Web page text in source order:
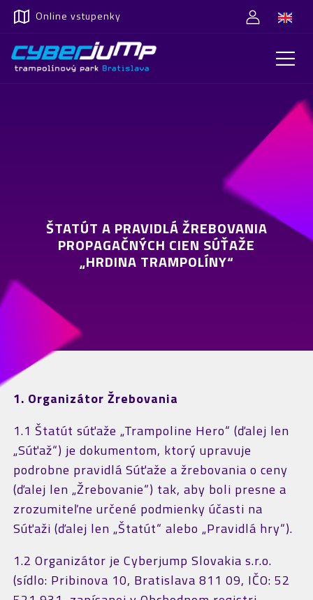
Online vstupenky
ŠTATÚT A PRAVIDLÁ ŽREBOVANIA
PROPAGAČNÝCH CIEN SÚŤAŽE
„HRDINA TRAMPOLÍNY“
1. Organizátor Žrebovania
1.1 Štatút súťaže „Trampoline Hero“ (ďalej len
„Súťaž“) je dokumentom, ktorý upravuje
podrobne pravidlá Súťaže a žrebovania o ceny
(ďalej len „Žrebovanie“) tak, aby boli presne a
zrozumiteľne určené podmienky účasti na
Súťaži (ďalej len „Štatút“ alebo „Pravidlá hry“).
1.2 Organizátor je Cyberjump Slovakia s.r.o.
(sídlo: Pribinova 10, Bratislava 811 09, IČO: 52